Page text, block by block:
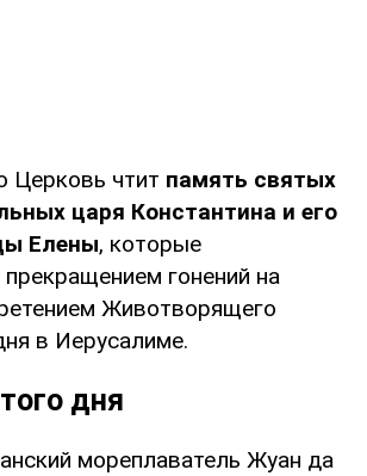
Церковь чтит память святых
царя Константина и его
Елены, которые
гонений на
Животворящего
в Иерусалиме.
дня
мореплаватель Жуан да